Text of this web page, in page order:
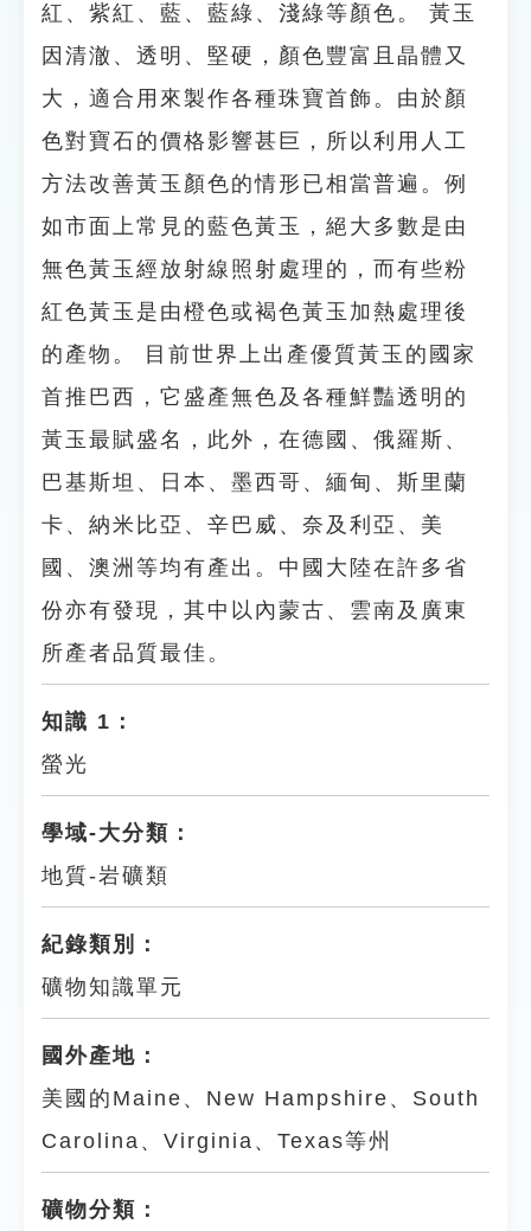
紅、紫紅、藍、藍綠、淺綠等顏色。 黃玉
因清澈、透明、堅硬，顏色豐富且晶體又
大，適合用來製作各種珠寶首飾。由於顏
色對寶石的價格影響甚巨，所以利用人工
方法改善黃玉顏色的情形已相當普遍。例
如市面上常見的藍色黃玉，絕大多數是由
無色黃玉經放射線照射處理的，而有些粉
紅色黃玉是由橙色或褐色黃玉加熱處理後
的產物。 目前世界上出產優質黃玉的國家
首推巴西，它盛產無色及各種鮮豔透明的
黃玉最賦盛名，此外，在德國、俄羅斯、
巴基斯坦、日本、墨西哥、緬甸、斯里蘭
卡、納米比亞、辛巴威、奈及利亞、美
國、澳洲等均有產出。中國大陸在許多省
份亦有發現，其中以內蒙古、雲南及廣東
所產者品質最佳。
知識 1：
螢光
學域-大分類：
地質-岩礦類
紀錄類別：
礦物知識單元
國外產地：
美國的Maine、New Hampshire、South
Carolina、Virginia、Texas等州
礦物分類：